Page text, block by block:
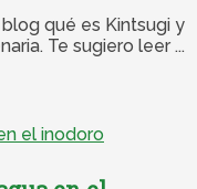
qué es Kintsugi y
Te sugiero leer ...